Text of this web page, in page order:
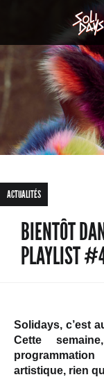
ACTUALITÉS
BIENTÔT
PLAYLIST
Solidays, c’est
Cette
artistique, rien